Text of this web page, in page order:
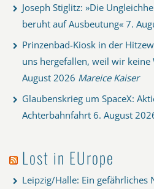
Joseph Stiglitz: »Die
beruht auf Ausbeutung« 7.
Prinzenbad-Kiosk in der
uns hergefallen, weil wir keine
August 2026 Mareice Kaiser
Glaubenskrieg um SpaceX:
Achterbahnfahrt 6. August
Lost in EUrope
Leipzig/Halle: Ein gefährliches